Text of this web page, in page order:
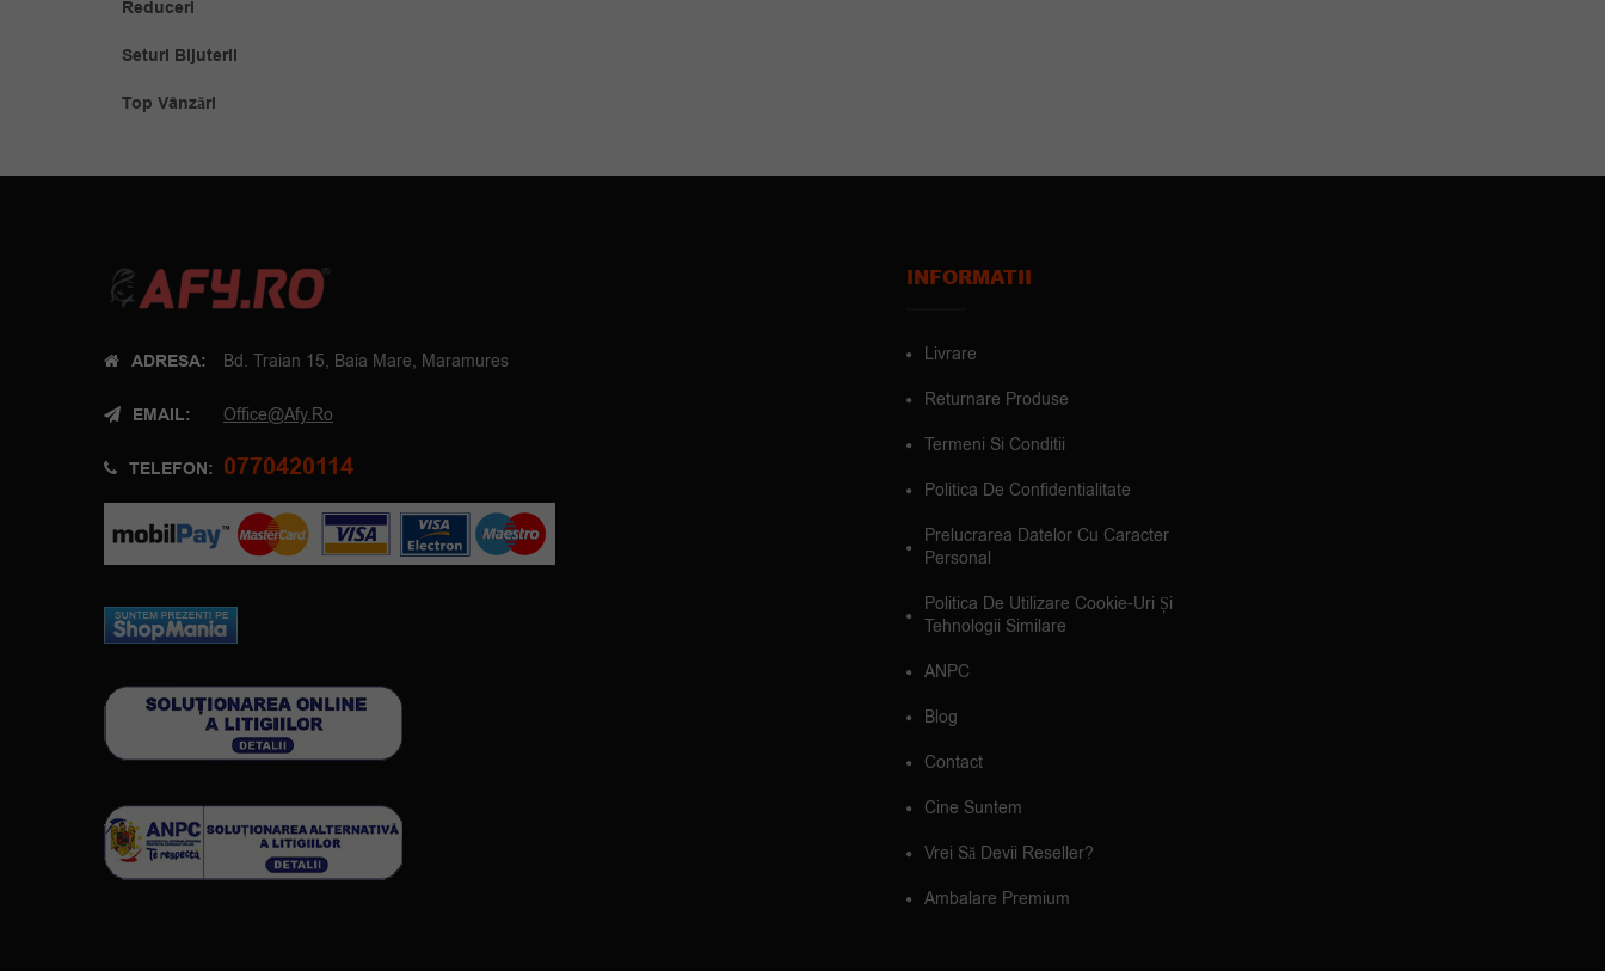
Reduceri
Seturi Bijuterii
Top Vânzări
ADRESA: Bd. Traian 15, Baia Mare, Maramures
EMAIL: Office@afy.ro
TELEFON: 0770420114
INFORMATII
Livrare
Returnare Produse
Termeni Si Conditii
Politica De Confidentialitate
Prelucrarea Datelor Cu Caracter
Personal
Politica De Utilizare Cookie-Uri Și
Tehnologii Similare
ANPC
Blog
Contact
Cine Suntem
Vrei Să Devii Reseller?
Ambalare Premium